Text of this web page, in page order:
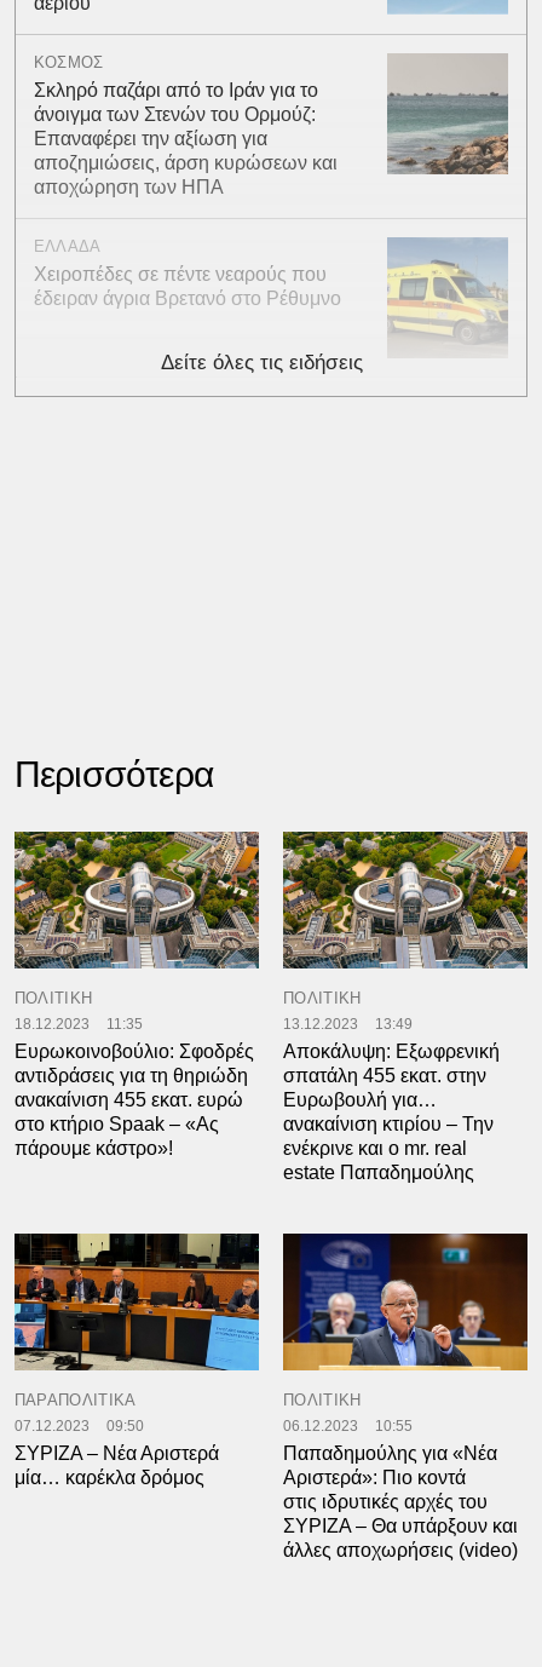
ΚΟΣΜΟΣ
Σκληρό παζάρι από το Ιράν για το
άνοιγμα των Στενών του Ορμούζ:
Επαναφέρει την αξίωση για
αποζημιώσεις, άρση κυρώσεων και
αποχώρηση των ΗΠΑ
ΕΛΛΑΔΑ
Χειροπέδες σε πέντε νεαρούς που
έδειραν άγρια Βρετανό στο Ρέθυμνο
Δείτε όλες τις ειδήσεις
Περισσότερα
ΠΟΛΙΤΙΚΗ
18.12.2023 11:35
Ευρωκοινοβούλιο: Σφοδρές
αντιδράσεις για τη θηριώδη
ανακαίνιση 455 εκατ. ευρώ
στο κτήριο Spaak – «Ας
πάρουμε κάστρο»!
ΠΟΛΙΤΙΚΗ
13.12.2023 13:49
Αποκάλυψη: Εξωφρενική
σπατάλη 455 εκατ. στην
Ευρωβουλή για…
ανακαίνιση κτιρίου – Την
ενέκρινε και ο mr. real
estate Παπαδημούλης
ΠΑΡΑΠΟΛΙΤΙΚΑ
07.12.2023 09:50
ΣΥΡΙΖΑ – Νέα Αριστερά
μία… καρέκλα δρόμος
ΠΟΛΙΤΙΚΗ
06.12.2023 10:55
Παπαδημούλης για «Νέα
Αριστερά»: Πιο κοντά
στις ιδρυτικές αρχές του
ΣΥΡΙΖΑ – Θα υπάρξουν και
άλλες αποχωρήσεις (video)